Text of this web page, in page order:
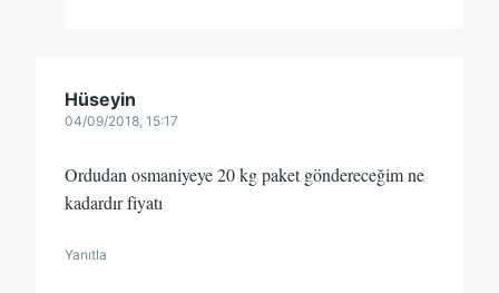
Hüseyin
04/09/2018, 15:17
Ordudan osmaniyeye 20 kg paket göndereceğim ne
kadardır fiyatı
Yanıtla